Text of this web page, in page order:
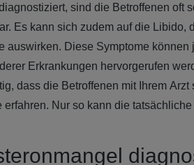
sind die Betroffenen oft
Es kann sich zudem auf die Libido,
auswirken. Diese Symptome können
Erkrankungen hervorgerufen
dass die Betroffenen mit Ihrem Arzt
Nur so kann die